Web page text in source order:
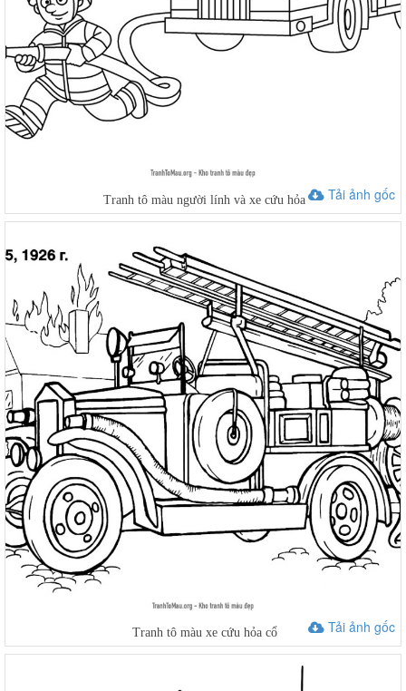
Tải ảnh gốc
Tranh tô màu người lính và xe cứu hỏa
Tải ảnh gốc
Tranh tô màu xe cứu hỏa cổ